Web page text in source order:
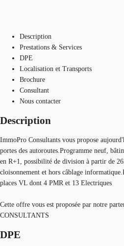
Description
Prestations & Services
DPE
Localisation et Transports
Brochure
Consultant
Nous contacter
Description
ImmoPro Consultants vous propose
portes des autoroutes.Programme neuf,
en R+1, possibilité de division à partir de
cloisonnement et hors câblage
places VL dont 4 PMR et 13 Electriques
Cette offre vous est proposée par notre
CONSULTANTS
DPE